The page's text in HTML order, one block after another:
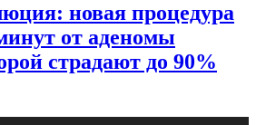
новая процедура
от аденомы
страдают до 90%